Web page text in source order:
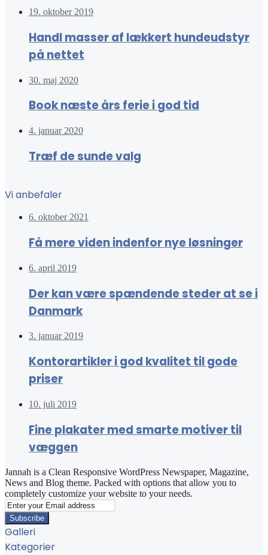
19. oktober 2019
Handl masser af lækkert hundeudstyr
på nettet
30. maj 2020
Book næste års ferie i god tid
4. januar 2020
Træf de sunde valg
Vi anbefaler
6. oktober 2021
Få mere viden indenfor nye løsninger
6. april 2019
Der kan være spændende steder at se i
Danmark
3. januar 2019
Kontorartikler i god kvalitet til gode
priser
10. juli 2019
Fine plakater med smarte motiver til
væggen
Jannah is a Clean Responsive WordPress Newspaper, Magazine,
News and Blog theme. Packed with options that allow you to
completely customize your website to your needs.
Enter
your
Email
address
Galleri
Kategorier